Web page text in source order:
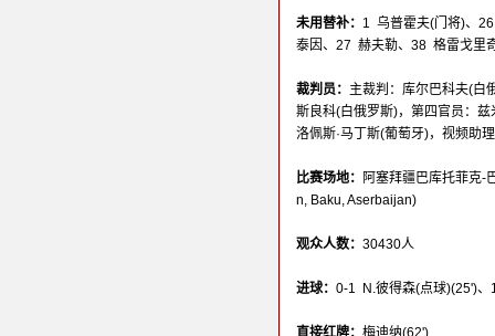
未用替补： 1 乌普霍夫(门将)、
泰因、27 赫夫勒、38 格雷戈里
裁判员： 主裁判：库尔巴科夫(白
斯良科(白俄罗斯)，第四官员：
洛佩斯·马丁斯(葡萄牙)，视频助
比赛场地：
阿塞拜疆巴库托菲克-
n, Baku, Aserbaijan)
观众人数： 30430人
进球： 0-1 N.彼得森(点球)(25')
直接红牌： 梅迪纳(62')